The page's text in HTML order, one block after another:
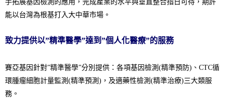
手拓展基因檢測的應用，完成產業的水平與垂直整合指日可待，期許
能以台灣為根基打入大中華市場。
致力提供以”精準醫學”達到”個人化醫療”的服務
賽亞基因針對”精準醫學”分別提供： 各項基因檢測(精準預防)、 CTC循
環腫瘤細胞計量監測(精準預測)，及適藥性檢測(精準治療)三大類服
務。